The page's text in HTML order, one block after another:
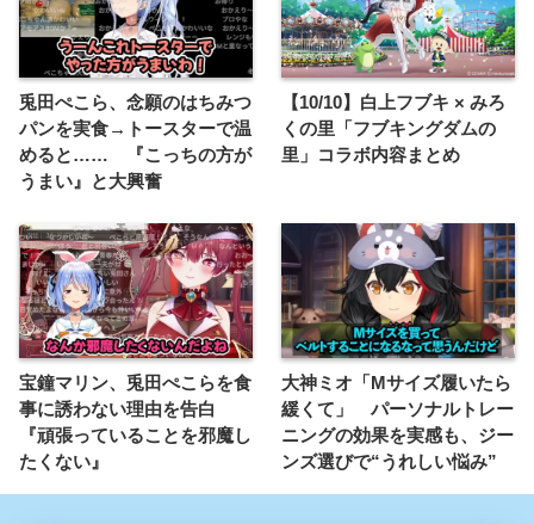
兎田ぺこら、念願のはちみつ
パンを実食→トースターで温
めると…… 『こっちの方が
うまい』と大興奮
【10/10】白上フブキ × みろ
くの里「フブキングダムの
里」コラボ内容まとめ
宝鐘マリン、兎田ぺこらを食
事に誘わない理由を告白
『頑張っていることを邪魔し
たくない』
大神ミオ「Mサイズ履いたら
緩くて」 パーソナルトレー
ニングの効果を実感も、ジー
ンズ選びで“うれしい悩み”